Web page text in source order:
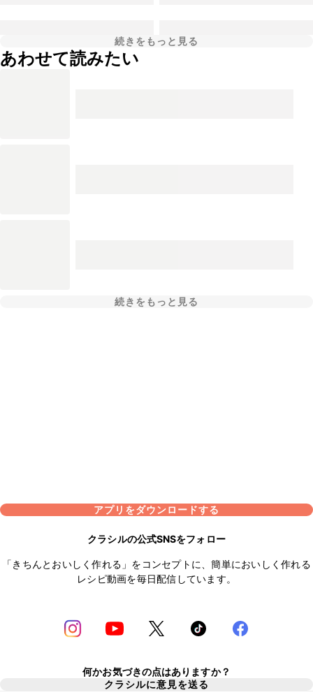
続きをもっと見る
あわせて読みたい
続きをもっと見る
アプリをダウンロードする
クラシルの公式SNSをフォロー
「きちんとおいしく作れる」をコンセプトに、簡単においしく作れる
レシピ動画を毎日配信しています。
何かお気づきの点はありますか？
クラシルに意見を送る